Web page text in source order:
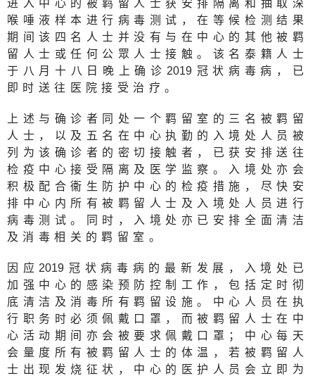
进入中心的被羁留人士获安排隔离和抽取深
喉唾液样本进行病毒测试，在等候检测结果
期间该四名人士并没有与在中心的其他被羁
留人士或任何公眾人士接触。该名泰籍人士
于八月十八日晚上确诊 2019冠状病毒病，已
即时送往医院接受治疗。
上述与确诊者同处一个羁留室的三名被羁留
人士，以及五名在中心执勤的入境处人员被
列为该确诊者的密切接触者，已获安排送往
检疫中心接受隔离及医学监察。入境处亦会
积极配合衞生防护中心的检疫措施，尽快安
排中心内所有被羁留人士及入境处人员进行
病毒测试。同时，入境处亦已安排全面清洁
及消毒相关的羁留室。
因应 2019冠状病毒病的最新发展，入境处已
加强中心的感染预防控制工作，包括定时彻
底清洁及消毒所有羁留设施。中心人员在执
行职务时必须佩戴口罩，而被羁留人士在中
心活动期间亦会被要求佩戴口罩；中心每天
会量度所有被羁留人士的体温，若被羁留人
士出现发烧征状，中心的医护人员会立即为